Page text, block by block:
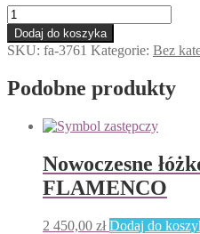
ilość
Merossa
komplet
3-
Dodaj do koszyka
SKU: fa-3761 Kategorie: Bez
Podobne produkty
Nowoczesne
FLAMENCO
2 450,00 zł Dodaj do